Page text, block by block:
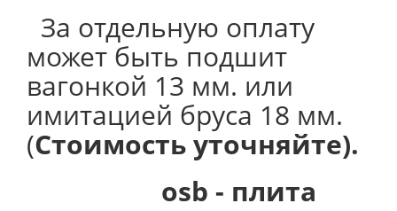
За отдельную оплату
может быть подшит
вагонкой 13 мм. или
имитацией бруса 18 мм.
(Стоимость уточняйте).
osb - плита